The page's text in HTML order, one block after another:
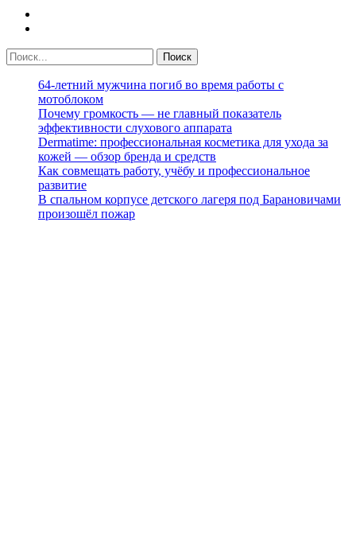
64-летний мужчина погиб во время работы с
мотоблоком
Почему громкость — не главный показатель
эффективности слухового аппарата
Dermatime: профессиональная косметика для ухода за
кожей — обзор бренда и средств
Как совмещать работу, учёбу и профессиональное
развитие
В спальном корпусе детского лагеря под Барановичами
произошёл пожар